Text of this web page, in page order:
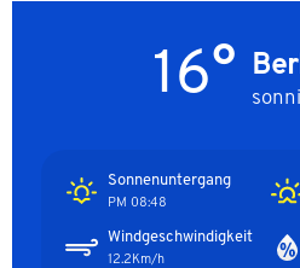
16°
Sonnenuntergang
08:48 PM
Windgeschwindigkeit
12.2Km/h